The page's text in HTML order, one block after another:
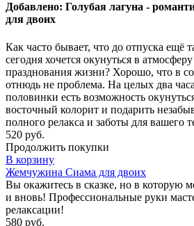
Добавлено: Голубая лагуна -
для двоих
Как часто бывает, что до отпуска ещё
сегодня хочется окунуться в
празднования жизни? Хорошо, что в
отнюдь не проблема. На целых два
половинки есть возможность
восточный колорит и подарить
полного релакса и заботы для вашего
520 руб.
Продолжить покупки
В корзину
Жемчужина Сиама для двоих
Вы окажитесь в сказке, но в которую
и вновь! Профессиональные руки
релаксации!
580 руб.